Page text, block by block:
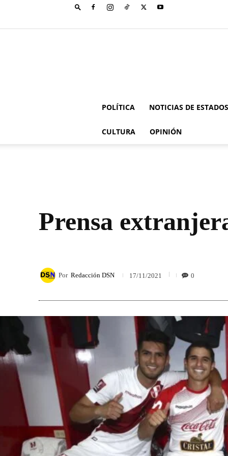
POLÍTICA NOTICIAS DE
CULTURA OPINIÓN
Prensa
Por Redacción DSN 17/11/2021 0